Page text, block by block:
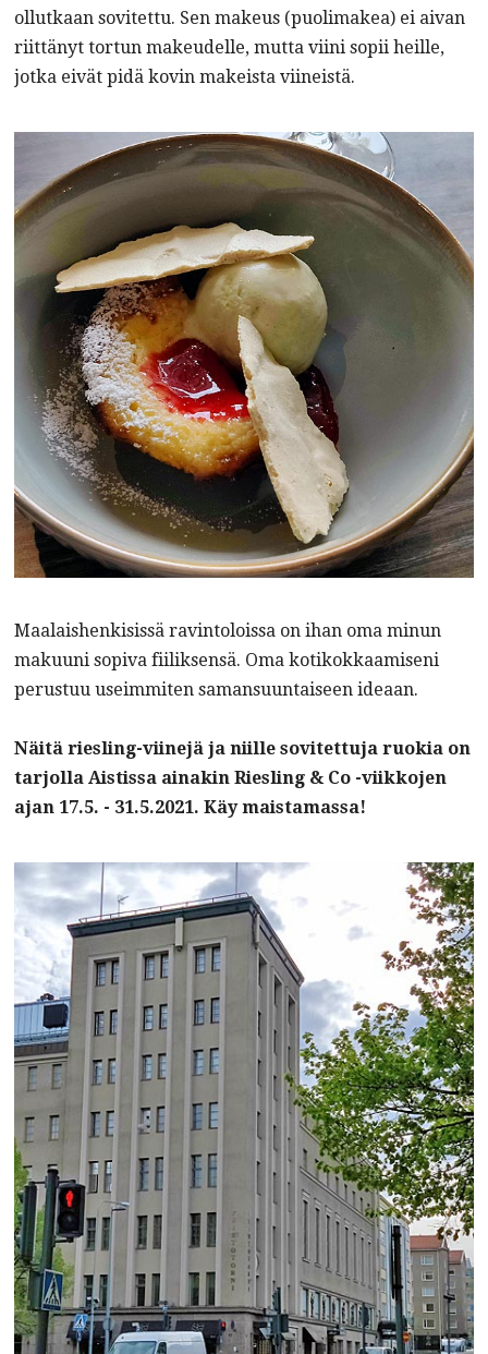
ollutkaan sovitettu. Sen makeus (puolimakea) ei aivan
riittänyt tortun makeudelle, mutta viini sopii heille,
jotka eivät pidä kovin makeista viineistä.
Maalaishenkisissä ravintoloissa on ihan oma minun
makuuni sopiva fiiliksensä. Oma kotikokkaamiseni
perustuu useimmiten samansuuntaiseen ideaan.
Näitä riesling-viinejä ja niille sovitettuja ruokia on
tarjolla Aistissa ainakin Riesling & Co -viikkojen
ajan 17.5. - 31.5.2021. Käy maistamassa!